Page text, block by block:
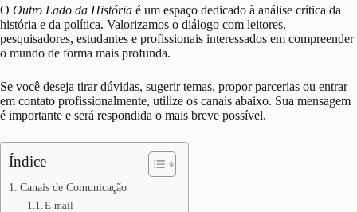
O Outro Lado da História é um espaço dedicado à análise crítica da
história e da política. Valorizamos o diálogo com leitores,
pesquisadores, estudantes e profissionais interessados em compreender
o mundo de forma mais profunda.
Se você deseja tirar dúvidas, sugerir temas, propor parcerias ou entrar
em contato profissionalmente, utilize os canais abaixo. Sua mensagem
é importante e será respondida o mais breve possível.
Índice
Canais de Comunicação
E-mail